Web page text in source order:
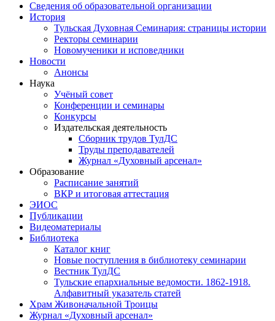
Сведения об образовательной организации
История
Тульская Духовная Семинария: страницы истории
Ректоры семинарии
Новомученики и исповедники
Новости
Анонсы
Наука
Учёный совет
Конференции и семинары
Конкурсы
Издательская деятельность
Сборник трудов ТулДС
Труды преподавателей
Журнал «Духовный арсенал»
Образование
Расписание занятий
ВКР и итоговая аттестация
ЭИОС
Публикации
Видеоматериалы
Библиотека
Каталог книг
Новые поступления в библиотеку семинарии
Вестник ТулДС
Тульские епархиальные ведомости. 1862-1918.
Алфавитный указатель статей
Храм Живоначальной Троицы
Журнал «Духовный арсенал»